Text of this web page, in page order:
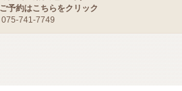
予約はこちらをクリック
075-741-7749